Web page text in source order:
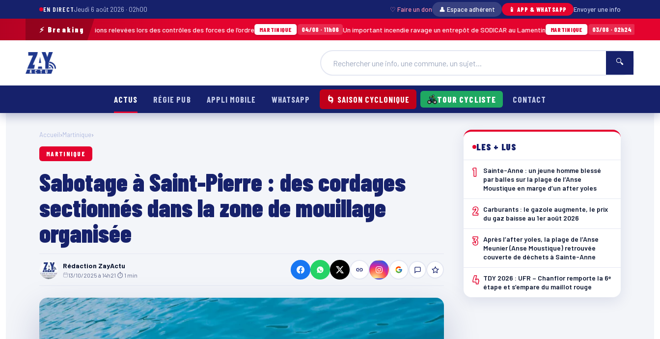
EN DIRECTJeudi 6 août 2026 · 02h00 ♡ Faire un don 👤 Espace adhérent 📱 APP & WHATSAPP Envoyer une info
⚡ Breaking
de 120 infractions relevées lors des contrôles des forces de l’ordre MARTINIQUE 04/08 · 11h06 Un important incendie ravage un entrepôt de SODICAR au Lamentin MARTINIQUE 03/08 · 02h24 Sainte-Anne : un
🔍
ACTUS RÉGIE PUB APPLI MOBILE WHATSAPP 🌀 SAISON CYCLONIQUE TOUR CYCLISTE CONTACT
Accueil›Martinique›
MARTINIQUE
Sabotage à Saint-Pierre : des cordages
sectionnés dans la zone de mouillage
organisée
Rédaction ZayActu
13/10/2025 à 14h21 ⏱ 1 min
LES + LUS
1
Sainte-Anne : un jeune homme blessé
par balles sur la plage de l’Anse
Moustique en marge d’un after yoles
2
Carburants : le gazole augmente, le prix
du gaz baisse au 1er août 2026
3 Après l’after yoles, la plage de l’Anse
Meunier (Anse Moustique) retrouvée
couverte de déchets à Sainte-Anne
4 TDY 2026 : UFR – Chanflor remporte la 6ᵉ
étape et s’empare du maillot rouge